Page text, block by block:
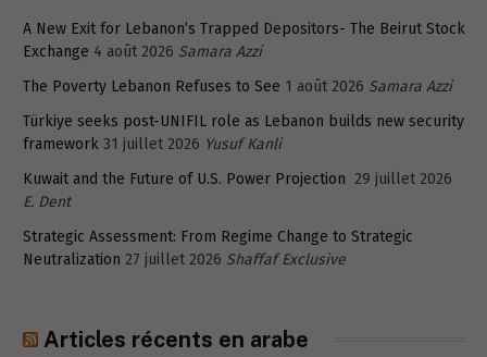
A New Exit for Lebanon’s Trapped Depositors- The Beirut Stock
Exchange 4 août 2026 Samara Azzi
The Poverty Lebanon Refuses to See 1 août 2026 Samara Azzi
Türkiye seeks post-UNIFIL role as Lebanon builds new security
framework 31 juillet 2026 Yusuf Kanli
Kuwait and the Future of U.S. Power Projection 29 juillet 2026
E. Dent
Strategic Assessment: From Regime Change to Strategic
Neutralization 27 juillet 2026 Shaffaf Exclusive
Articles récents en arabe